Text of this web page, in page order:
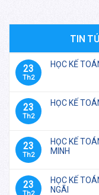
TIN
23
Th2
HỌC KẾ
23
Th2
HỌC KẾ
23
Th2
HỌC KẾ
MINH
23
Th2
HỌC KẾ
NGÃI